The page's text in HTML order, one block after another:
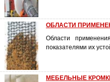
ОБЛАСТИ
Области
показателями их
МЕБЕЛЬНЫЕ